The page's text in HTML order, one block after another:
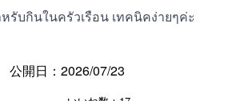
รับกินในครัวเรือน เทคนิคง่ายๆค่ะ
公開日：2026/07/23